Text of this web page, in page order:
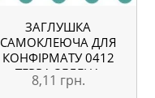
ЗАГЛУШКА
САМОКЛЕЮЧА ДЛЯ
КОНФІРМАТУ 0412
ТЕРРА ЗЕЛЕНА
8,11 грн.